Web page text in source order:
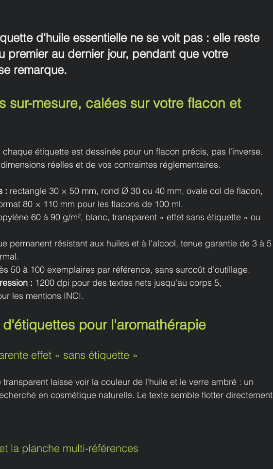
d'huile essentielle ne se voit pas : elle reste
premier au dernier jour, pendant que votre
remarque.
sur-mesure, calées sur votre flacon et
étiquette est dessinée pour un flacon précis, pas l'inverse.
réelles et de vos contraintes réglementaires.
: rectangle 30 × 50 mm, rond Ø 30 ou 40 mm, ovale col de flacon,
80 × 110 mm pour les flacons de 100 ml.
60 à 90 g/m², blanc, transparent « effet sans étiquette » ou
permanent résistant aux huiles et à l'alcool, tenue garantie de 3 à 5
50 à 100 exemplaires par référence, sans surcoût d'outillage.
: 1200 dpi pour des textes nets jusqu'au corps 5,
les mentions INCI.
pour l'aromathérapie
effet « sans étiquette »
laisse voir la couleur de l'huile et le verre ambré : un
en cosmétique naturelle. Le texte semble flotter directement
la planche multi-références